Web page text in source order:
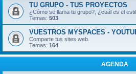
TU GRUPO - TUS PROYECTOS
¿Cómo se llama tu grupo?, ¿cuál es el
Temas: 503
VUESTROS MYSPACES -
Comparte tus sites web.
Temas: 164
AGENDA